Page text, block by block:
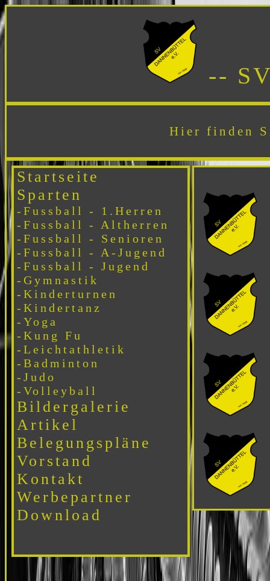
--
Hier finden
Startseite
Sparten
-Fussball - 1.Herren
-Fussball - Altherren
-Fussball - Senioren
-Fussball - A-Jugend
-Fussball - Jugend
-Gymnastik
-Kinderturnen
-Kindertanz
-Yoga
-Kung Fu
-Leichtathletik
-Badminton
-Judo
-Volleyball
Bildergalerie
Artikel
Belegungspläne
Vorstand
Kontakt
Werbepartner
Download